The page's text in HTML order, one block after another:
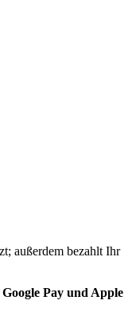
außerdem bezahlt Ihr
Google Pay und Apple